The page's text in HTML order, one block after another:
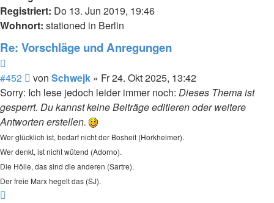
Registriert: Do 13. Jun 2019, 19:46
Wohnort: stationed in Berlin
Re: Vorschläge und Anregungen
#452
Beitrag
von Schwejk » Fr 24. Okt 2025, 13:42
Sorry: Ich lese jedoch leider immer noch: Dieses Thema ist
gesperrt. Du kannst keine Beiträge editieren oder weitere
Antworten erstellen.
Wer glücklich ist, bedarf nicht der Bosheit (Horkheimer).
Wer denkt, ist nicht wütend (Adorno).
Die Hölle, das sind die anderen (Sartre).
Der freie Marx hegelt das (SJ).